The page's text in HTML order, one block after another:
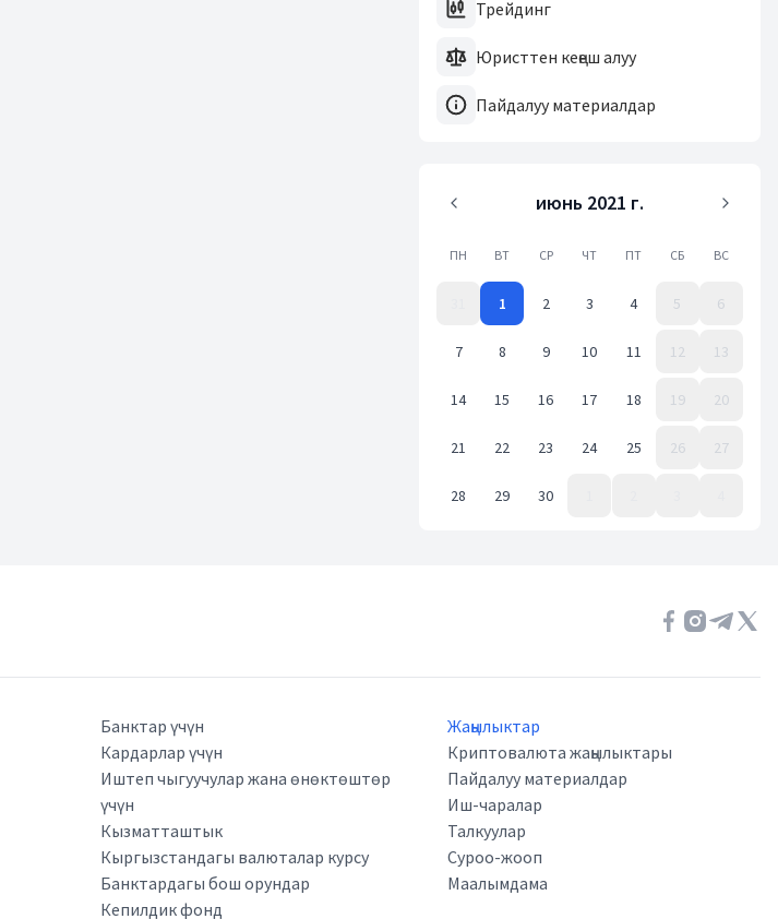
Трейдинг
Юристтен кеңеш алуу
Пайдалуу материалдар
июнь 2021 г.
ПН ВТ СР ЧТ ПТ СБ ВС
1 2 3 4 5 6
7 8 9 10 11 12 13
14 15 16 17 18 19 20
21 22 23 24 25 26 27
28 29 30
Банктар үчүн
Кардарлар үчүн
Иштеп чыгуучулар жана өнөктөштөр
үчүн
Кызматташтык
Кыргызстандагы валюталар курсу
Банктардагы бош орундар
Кепилдик фонд
Жаңылыктар
Криптовалюта жаңылыктары
Пайдалуу материалдар
Иш-чаралар
Талкуулар
Суроо-жооп
Маалымдама